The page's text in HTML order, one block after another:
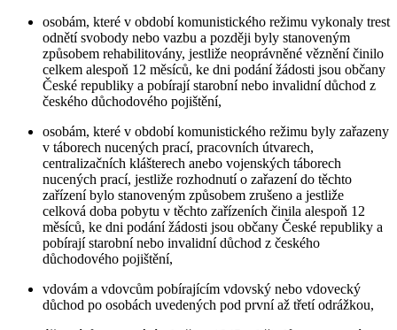
osobám, které v období komunistického režimu vykonaly trest
odnětí svobody nebo vazbu a později byly stanoveným
způsobem rehabilitovány, jestliže neoprávněné věznění činilo
celkem alespoň 12 měsíců, ke dni podání žádosti jsou občany
České republiky a pobírají starobní nebo invalidní důchod z
českého důchodového pojištění,
osobám, které v období komunistického režimu byly zařazeny
v táborech nucených prací, pracovních útvarech,
centralizačních klášterech anebo vojenských táborech
nucených prací, jestliže rozhodnutí o zařazení do těchto
zařízení bylo stanoveným způsobem zrušeno a jestliže
celková doba pobytu v těchto zařízeních činila alespoň 12
měsíců, ke dni podání žádosti jsou občany České republiky a
pobírají starobní nebo invalidní důchod z českého
důchodového pojištění,
vdovám a vdovcům pobírajícím vdovský nebo vdovecký
důchod po osobách uvedených pod první až třetí odrážkou,